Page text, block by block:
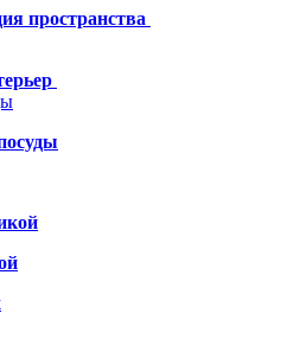
пространства